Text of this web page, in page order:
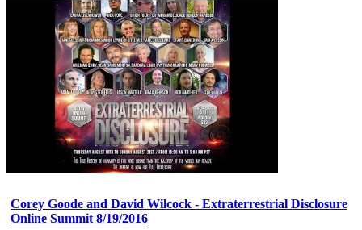
Corey Goode and David Wilcock - Extraterrestrial Disclosure
Online Summit 8/19/2016